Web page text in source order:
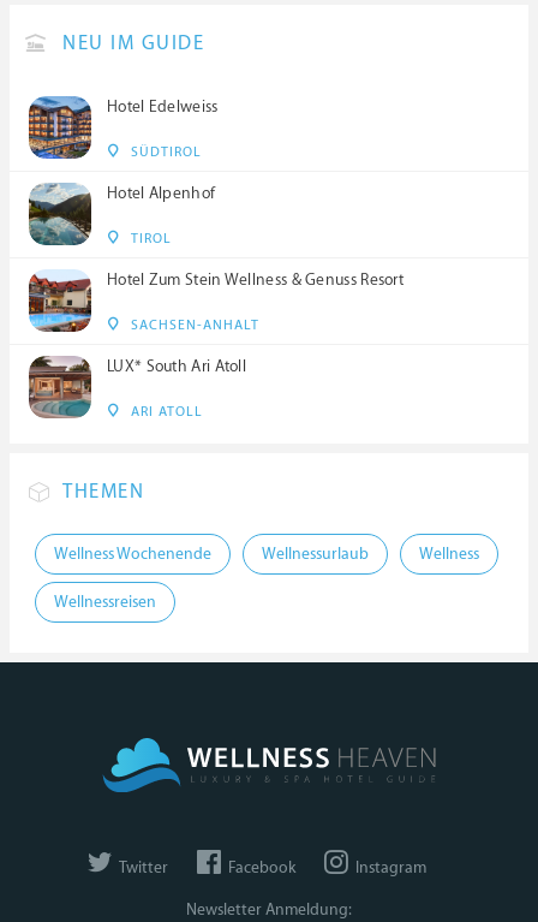
NEU IM GUIDE
Hotel Edelweiss
SÜDTIROL
Hotel Alpenhof
TIROL
Hotel Zum Stein Wellness & Genuss Resort
SACHSEN-ANHALT
LUX* South Ari Atoll
ARI ATOLL
THEMEN
Wellness Wochenende Wellnessurlaub Wellness
Wellnessreisen
Twitter Facebook Instagram
Newsletter Anmeldung: